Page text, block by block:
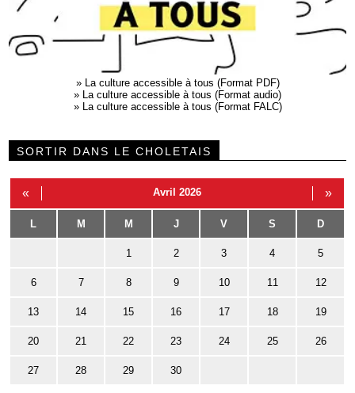
» La culture accessible à tous (Format PDF)
» La culture accessible à tous (Format audio)
» La culture accessible à tous (Format FALC)
SORTIR DANS LE CHOLETAIS
« Avril 2026 »
L M M J V S D
1 2 3 4 5
6 7 8 9 10 11 12
13 14 15 16 17 18 19
20 21 22 23 24 25 26
27 28 29 30